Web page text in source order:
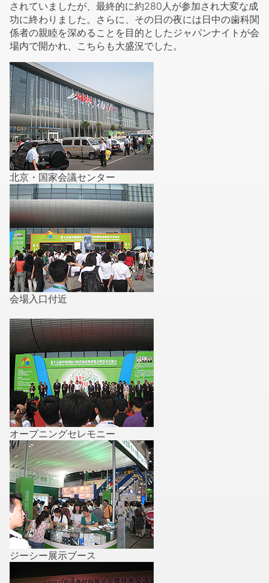
村先生にお越しいただき、グラディアダイレクトについて
の講演をしていただきました。会場は150人分の席が用意
されていましたが、最終的に約280人が参加され大変な成
功に終わりました。さらに、その日の夜には日中の歯科関
係者の親睦を深めることを目的としたジャパンナイトが会
場内で開かれ、こちらも大盛況でした。
北京・国家会議センター
会場入口付近
オープニングセレモニー